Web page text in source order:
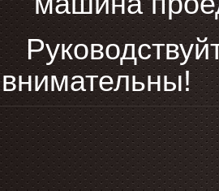
внимательны!